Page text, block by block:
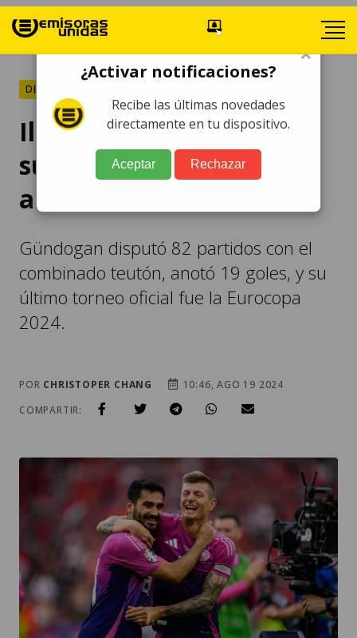
DEPORTES
Ilkay Gündogan anuncia
su retiro de la selección
alemana
Gündogan disputó 82 partidos con el
combinado teutón, anotó 19 goles, y su
último torneo oficial fue la Eurocopa
2024.
POR CHRISTOPER CHANG
10:46, AGO 19 2024
COMPARTIR:
×
¿Activar notificaciones?
Recibe las últimas novedades
directamente en tu dispositivo.
Aceptar Rechazar